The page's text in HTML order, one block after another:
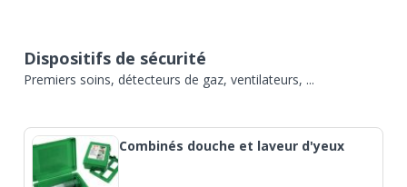
Dispositifs de sécurité
Premiers soins, détecteurs de gaz, ventilateurs, ...
Combinés douche et laveur d'yeux